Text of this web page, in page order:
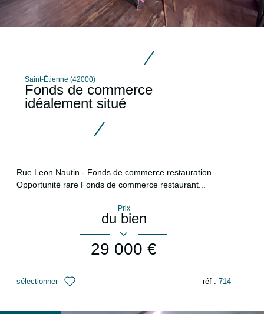
Saint-Étienne (42000)
Fonds de commerce
idéalement situé
Rue Leon Nautin - Fonds de commerce restauration
Opportunité rare Fonds de commerce restaurant...
Prix
du bien
29 000 €
sélectionner réf : 714